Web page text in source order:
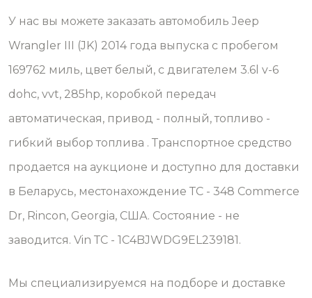
У нас вы можете заказать автомобиль Jeep
Wrangler III (JK) 2014 года выпуска с пробегом
169762 миль, цвет белый, с двигателем 3.6l v-6
dohc, vvt, 285hp, коробкой передач
автоматическая, привод - полный, топливо -
гибкий выбор топлива . Транспортное средство
продается на аукционе и доступно для доставки
в Беларусь, местонахождение ТС - 348 Commerce
Dr, Rincon, Georgia, США. Состояние - не
заводится. Vin ТС - 1C4BJWDG9EL239181.
Мы специализируемся на подборе и доставке